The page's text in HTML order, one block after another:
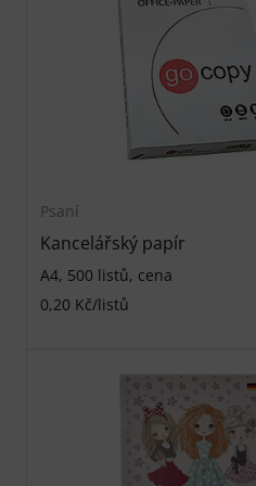
Psaní
Kancelářský papír
A4, 500 listů, cena
0,20 Kč/listů